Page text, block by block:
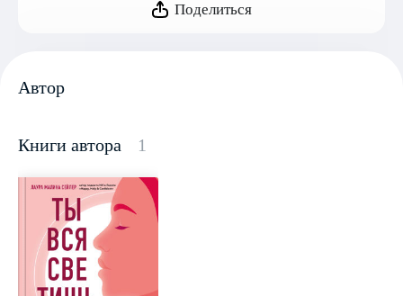
Поделиться
Автор
Книги автора 1